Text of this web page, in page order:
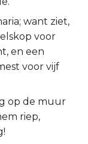
want ziet,
voor
en een
voor vijf
op de muur
riep,